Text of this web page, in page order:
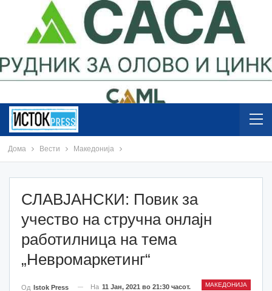
Дома Вести Македонија
СЛАВЈАНСКИ: Повик за
учество на стручна онлајн
работилница на тема
„Невромаркетинг“
МАКЕДОНИЈА
Од Istok Press На 11 Јан, 2021 во 21:30 часот.